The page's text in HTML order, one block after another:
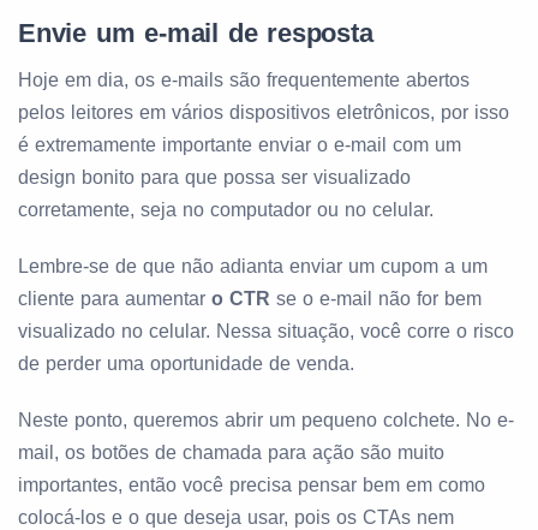
Envie um e-mail de resposta
Hoje em dia, os e-mails são frequentemente abertos
pelos leitores em vários dispositivos eletrônicos, por isso
é extremamente importante enviar o e-mail com um
design bonito para que possa ser visualizado
corretamente, seja no computador ou no celular.
Lembre-se de que não adianta enviar um cupom a um
cliente para aumentar o CTR se o e-mail não for bem
visualizado no celular. Nessa situação, você corre o risco
de perder uma oportunidade de venda.
Neste ponto, queremos abrir um pequeno colchete. No e-
mail, os botões de chamada para ação são muito
importantes, então você precisa pensar bem em como
colocá-los e o que deseja usar, pois os CTAs nem